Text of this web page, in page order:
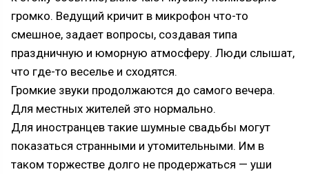
громко. Ведущий кричит в микрофон что-то
смешное, задает вопросы, создавая типа
праздничную и юморную атмосферу. Люди слышат,
что где-то веселье и сходятся.
Громкие звуки продолжаются до самого вечера.
Для местных жителей это нормально.
Для иностранцев такие шумные свадьбы могут
показаться странными и утомительными. Им в
таком торжестве долго не продержаться — уши